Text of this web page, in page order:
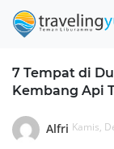
7 Tempat di
Kembang Api
Alfri Kamis,